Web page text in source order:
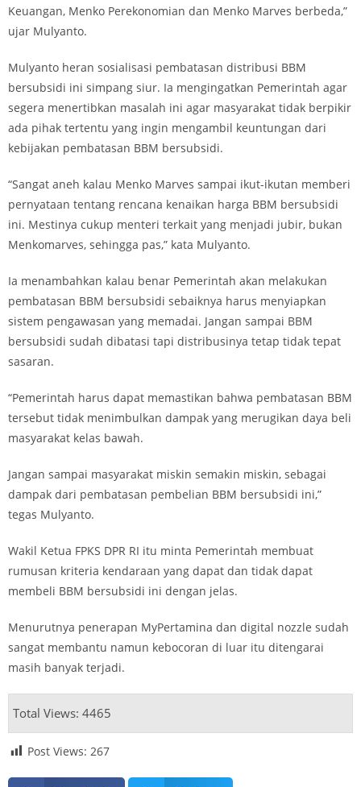
Keuangan, Menko Perekonomian dan Menko Marves berbeda,”
ujar Mulyanto.
Mulyanto heran sosialisasi pembatasan distribusi BBM
bersubsidi ini simpang siur. Ia mengingatkan Pemerintah agar
segera menertibkan masalah ini agar masyarakat tidak berpikir
ada pihak tertentu yang ingin mengambil keuntungan dari
kebijakan pembatasan BBM bersubsidi.
“Sangat aneh kalau Menko Marves sampai ikut-ikutan memberi
pernyataan tentang rencana kenaikan harga BBM bersubsidi
ini. Mestinya cukup menteri terkait yang menjadi jubir, bukan
Menkomarves, sehingga pas,” kata Mulyanto.
Ia menambahkan kalau benar Pemerintah akan melakukan
pembatasan BBM bersubsidi sebaiknya harus menyiapkan
sistem pengawasan yang memadai. Jangan sampai BBM
bersubsidi sudah dibatasi tapi distribusinya tetap tidak tepat
sasaran.
“Pemerintah harus dapat memastikan bahwa pembatasan BBM
tersebut tidak menimbulkan dampak yang merugikan daya beli
masyarakat kelas bawah.
Jangan sampai masyarakat miskin semakin miskin, sebagai
dampak dari pembatasan pembelian BBM bersubsidi ini,”
tegas Mulyanto.
Wakil Ketua FPKS DPR RI itu minta Pemerintah membuat
rumusan kriteria kendaraan yang dapat dan tidak dapat
membeli BBM bersubsidi ini dengan jelas.
Menurutnya penerapan MyPertamina dan digital nozzle sudah
sangat membantu namun kebocoran di luar itu ditengarai
masih banyak terjadi.
Total Views: 4465
Post Views: 267